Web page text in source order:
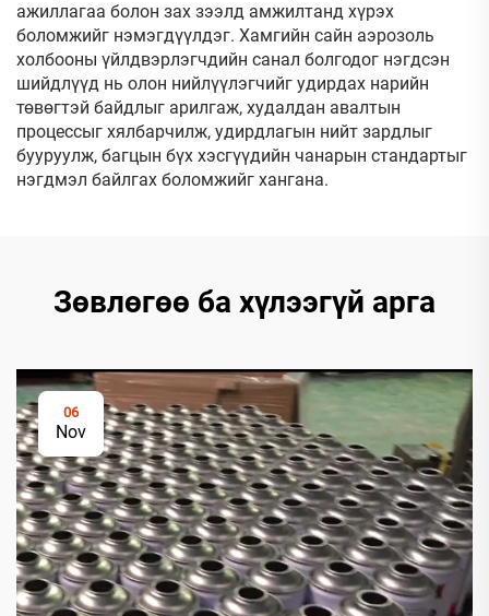
ажиллагаа болон зах зээлд амжилтанд хүрэх
боломжийг нэмэгдүүлдэг. Хамгийн сайн аэрозоль
холбооны үйлдвэрлэгчдийн санал болгодог нэгдсэн
шийдлүүд нь олон нийлүүлэгчийг удирдах нарийн
төвөгтэй байдлыг арилгаж, худалдан авалтын
процессыг хялбарчилж, удирдлагын нийт зардлыг
бууруулж, багцын бүх хэсгүүдийн чанарын стандартыг
нэгдмэл байлгах боломжийг хангана.
Зөвлөгөө ба хүлээгүй арга
06
Nov